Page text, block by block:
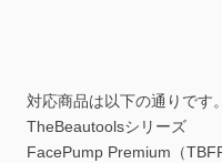
対応商品は以下の通りです。
TheBeautoolsシリーズ
FacePump Premium（